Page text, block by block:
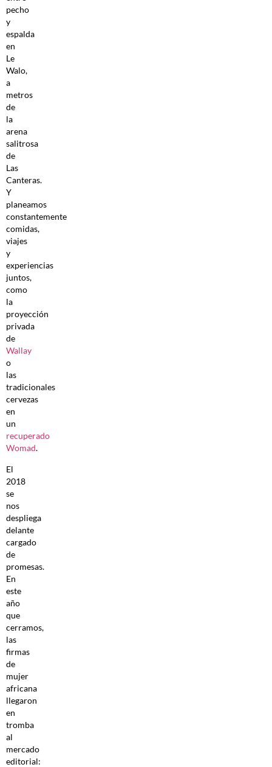
pecho
y
espalda
en
Le
Walo,
a
metros
de
la
arena
salitrosa
de
Las
Canteras.
Y
planeamos
constantemente
comidas,
viajes
y
experiencias
juntos,
como
la
proyección
privada
de
Wallay
o
las
tradicionales
cervezas
en
un
recuperado
Womad.
El
2018
se
nos
despliega
delante
cargado
de
promesas.
En
este
año
que
cerramos,
las
firmas
de
mujer
africana
llegaron
en
tromba
al
mercado
editorial: